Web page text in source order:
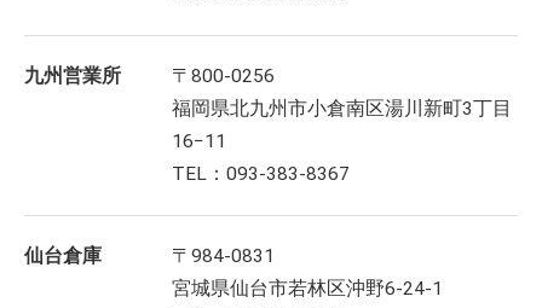
九州営業所
〒800-0256
福岡県北九州市小倉南区湯川新町3丁目
16−11
TEL：093-383-8367
仙台倉庫
〒984-0831
宮城県仙台市若林区沖野6-24-1